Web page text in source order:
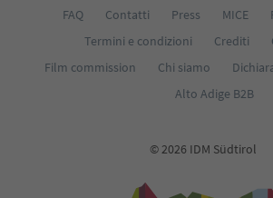
FAQ Contatti Press MICE
Termini e condizioni
Crediti
Film commission
Chi siamo
Alto Adige B2B
© 2026 IDM Südtirol